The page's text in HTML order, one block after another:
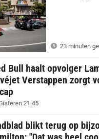
23 minuten
Bull haalt opvolger
Verstappen zorgt
21:45
blikt terug op